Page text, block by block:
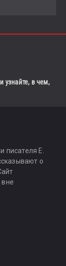
в чем,
писателя Е.
о
вне